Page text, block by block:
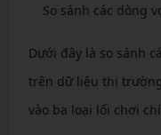
So sánh các dòng
Dưới đây là so sánh
trên dữ liệu thị
vào ba loại lối chơi